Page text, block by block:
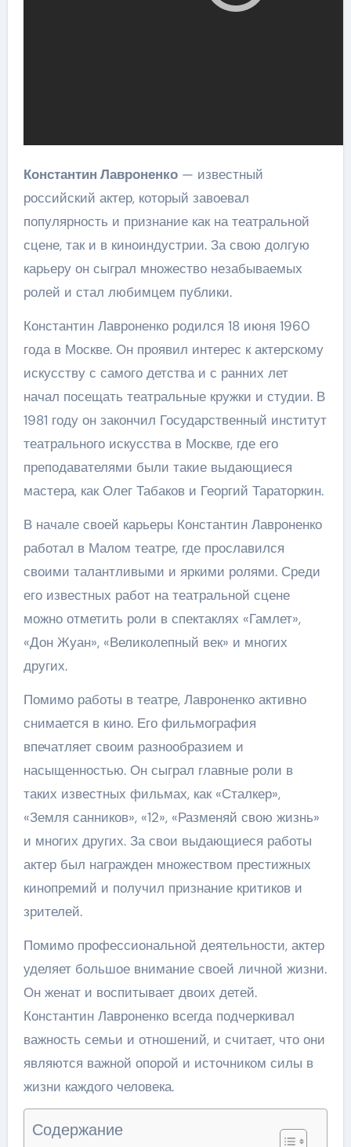
Константин Лавроненко— известный
российский актер, который завоевал
популярность и признание как на театральной
сцене, так и в киноиндустрии. За свою долгую
карьеру он сыграл множество незабываемых
ролей и стал любимцем публики.
Константин Лавроненко родился 18 июня 1960
года в Москве. Он проявил интерес к актерскому
искусству с самого детства и с ранних лет
начал посещать театральные кружки и студии. В
1981 году он закончил Государственный институт
театрального искусства в Москве, где его
преподавателями были такие выдающиеся
мастера, как Олег Табаков и Георгий Тараторкин.
В начале своей карьеры Константин Лавроненко
работал в Малом театре, где прославился
своими талантливыми и яркими ролями. Среди
его известных работ на театральной сцене
можно отметить роли в спектаклях «Гамлет»,
«Дон Жуан», «Великолепный век» и многих
других.
Помимо работы в театре, Лавроненко активно
снимается в кино. Его фильмография
впечатляет своим разнообразием и
насыщенностью. Он сыграл главные роли в
таких известных фильмах, как «Сталкер»,
«Земля санников», «12», «Разменяй свою жизнь»
и многих других. За свои выдающиеся работы
актер был награжден множеством престижных
кинопремий и получил признание критиков и
зрителей.
Помимо профессиональной деятельности, актер
уделяет большое внимание своей личной жизни.
Он женат и воспитывает двоих детей.
Константин Лавроненко всегда подчеркивал
важность семьи и отношений, и считает, что они
являются важной опорой и источником силы в
жизни каждого человека.
Содержание